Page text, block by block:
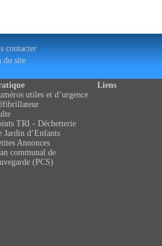
contacter
du site
utiles et d’urgence
TRI - Déchetterie
Jardin d’Enfants
Annonces
communal de
(PCS)
Liens